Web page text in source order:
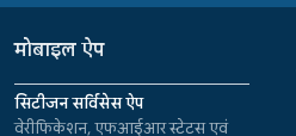
मोबाइल ऐप
सिटीजन सर्विसेस ऐप
वेरीफिकेशन, एफआईआर स्टेटस एवं